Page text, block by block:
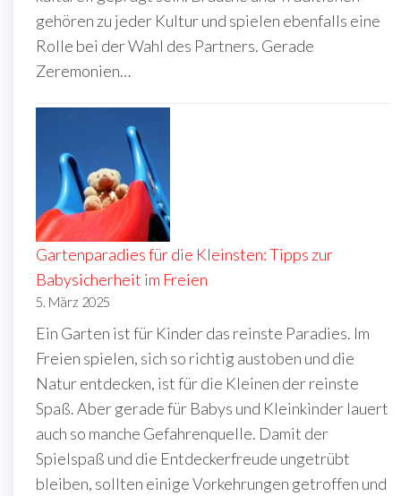
gehören zu jeder Kultur und spielen ebenfalls eine
Rolle bei der Wahl des Partners. Gerade
Zeremonien…
Gartenparadies für die Kleinsten: Tipps zur
Babysicherheit im Freien
5. März 2025
Ein Garten ist für Kinder das reinste Paradies. Im
Freien spielen, sich so richtig austoben und die
Natur entdecken, ist für die Kleinen der reinste
Spaß. Aber gerade für Babys und Kleinkinder lauert
auch so manche Gefahrenquelle. Damit der
Spielspaß und die Entdeckerfreude ungetrübt
bleiben, sollten einige Vorkehrungen getroffen und